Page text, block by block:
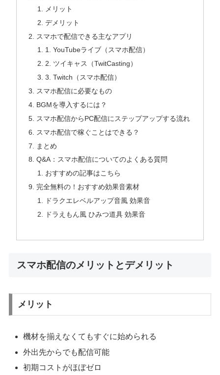
メリット
デメリット
スマホで配信できる主なアプリ
1. YouTubeライブ（スマホ配信）
2. ツイキャス（TwitCasting）
3. Twitch（スマホ配信）
スマホ配信に必要なもの
BGMを導入するには？
スマホ配信からPC配信にステップアップする流れ
スマホ配信で稼ぐことはできる？
まとめ
Q&A：スマホ配信についてのよくある質問
おすすめの記事はこちら
完全無料の！おすすめ効果音素材
ドラクエレベルアップ音風 効果音
ドラえもん風 ひみつ道具 効果音
スマホ配信のメリットとデメリット
メリット
機材を揃えなくてもすぐに始められる
外出先からでも配信可能
初期コストがほぼゼロ